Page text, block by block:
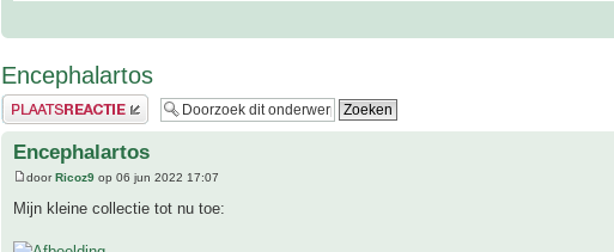
Encephalartos
Plaats een reactie
Encephalartos
doorRicoz9 op 06 jun 2022 17:07
Mijn kleine collectie tot nu toe: